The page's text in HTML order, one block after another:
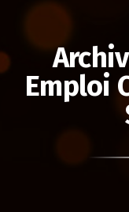
Emploi